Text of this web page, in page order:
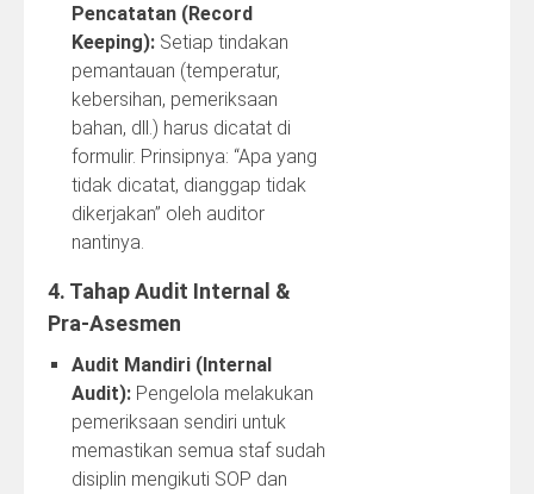
Pencatatan (Record
Keeping): Setiap tindakan
pemantauan (temperatur,
kebersihan, pemeriksaan
bahan, dll.) harus dicatat di
formulir. Prinsipnya: “Apa yang
tidak dicatat, dianggap tidak
dikerjakan” oleh auditor
nantinya.
4. Tahap Audit Internal &
Pra‑Asesmen
Audit Mandiri (Internal
Audit): Pengelola melakukan
pemeriksaan sendiri untuk
memastikan semua staf sudah
disiplin mengikuti SOP dan